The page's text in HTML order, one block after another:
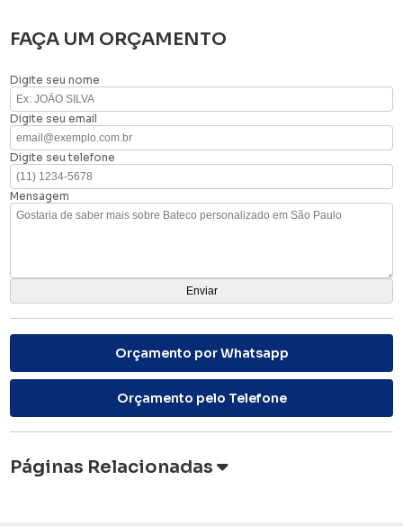
FAÇA UM ORÇAMENTO
Digite seu nome
Digite seu email
Digite seu telefone
Mensagem
Orçamento por Whatsapp
Orçamento pelo Telefone
Páginas Relacionadas